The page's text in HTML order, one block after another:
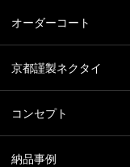
オーダーコート
京都謹製ネクタイ
コンセプト
納品事例